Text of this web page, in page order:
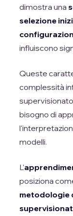
dimostra una
selezione
influiscono
Queste
complessità
bisogno di
modelli.
L'
posiziona
metodologie